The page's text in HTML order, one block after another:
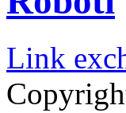
Link